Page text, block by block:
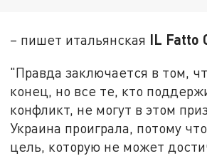
– пишет итальянская IL Fatto
"Правда заключается в том,
конец, но все те, кто
конфликт, не могут в этом
Украина проиграла, потому
цель, которую не может